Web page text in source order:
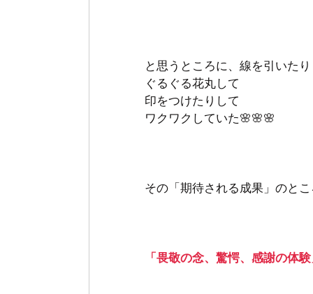
と思うところに、線を引いたり
ぐるぐる花丸して
印をつけたりして
ワクワクしていた🌸🌸🌸
その「期待される成果」のと
「畏敬の念、驚愕、感謝の体